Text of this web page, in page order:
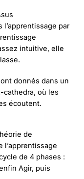
l’apprentissage par
intuitive, elle
donnés dans un
cathedra, où les
écoutent.
de
l’apprentissage
de 4 phases :
Agir, puis